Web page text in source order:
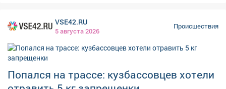
VSE42.RU
5 августа 2026
Происшествия
Попался на трассе: кузбассовцев хотели